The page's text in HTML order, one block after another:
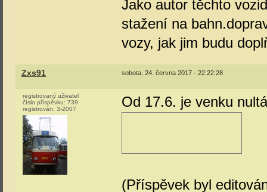
Jako autor těchto
stažení na
vozy, jak jim budu
Zxs91 sobota, 24. června 2017 - 22:22:28
registrovaný uživatel
číslo příspěvku: 739
registrován: 3-2007 Od 17.6. je venku
(Příspěvek byl